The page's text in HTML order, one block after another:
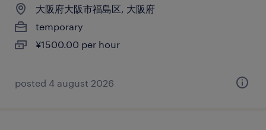
大阪府大阪市福島区, 大阪府
temporary
¥1500.00 per hour
posted 4 august 2026